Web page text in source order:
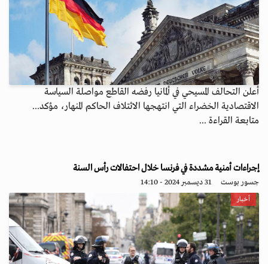
أعلن التحالف المسيحي في ألمانيا رفضه القاطع مواصلة السياسة
الاقتصادية الخضراء التي انتهجها الائتلاف الحاكم المنهار، مؤكد...
متابعة القراءة ...
إجراءات أمنية مشددة في فرنسا خلال احتفالات رأس السنة
جسور بوست 31 ديسمبر 2024 - 14:10
أخبار